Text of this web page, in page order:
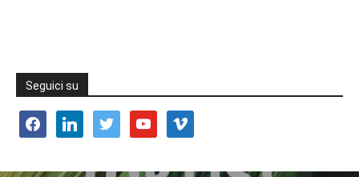
Seguici su
facebooklinkedin twitter youtube vimeo